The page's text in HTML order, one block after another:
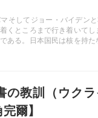
そしてジョー・バイデン
くところまで行き着いてし
ある。日本国民は核を持
の教訓（ウク
爾】